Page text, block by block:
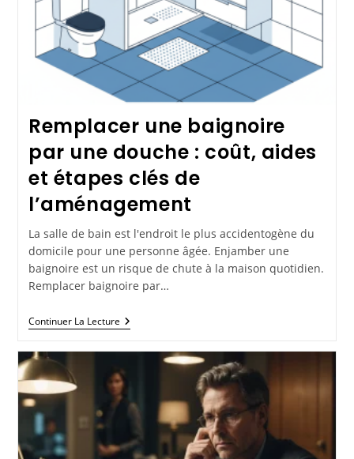
Remplacer une baignoire
par une douche : coût, aides
et étapes clés de
l’aménagement
La salle de bain est l'endroit le plus accidentogène du
domicile pour une personne âgée. Enjamber une
baignoire est un risque de chute à la maison quotidien.
Remplacer baignoire par…
Continuer La Lecture